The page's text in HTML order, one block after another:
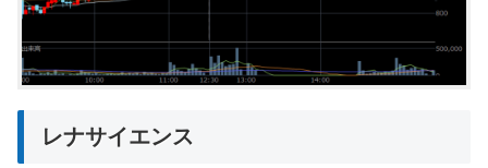
レナサイエンス